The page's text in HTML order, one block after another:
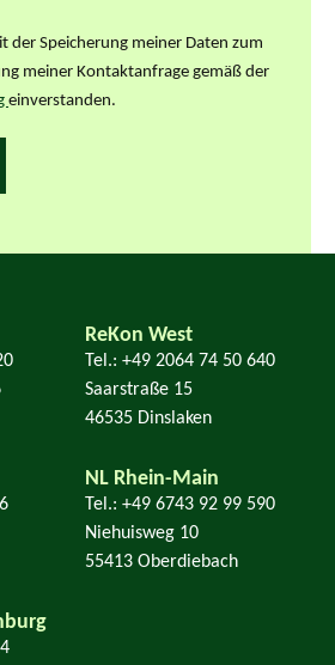
der Speicherung meiner Daten zum
meiner Kontaktanfrage gemäß der
einverstanden.
ReKon West
Tel.: +49 2064 74 50 640
Saarstraße 15
46535 Dinslaken
NL Rhein-Main
Tel.: +49 6743 92 99 590
Niehuisweg 10
55413 Oberdiebach